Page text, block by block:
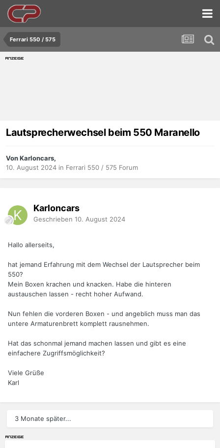
Ferrari 550 / 575
Lautsprecherwechsel beim 550 Maranello
Von Karloncars,
10. August 2024 in Ferrari 550 / 575 Forum
Karloncars
Geschrieben 10. August 2024
Hallo allerseits,
hat jemand Erfahrung mit dem Wechsel der Lautsprecher beim
550?
Mein Boxen krachen und knacken. Habe die hinteren
austauschen lassen - recht hoher Aufwand.
Nun fehlen die vorderen Boxen - und angeblich muss man das
untere Armaturenbrett komplett rausnehmen.
Hat das schonmal jemand machen lassen und gibt es eine
einfachere Zugriffsmöglichkeit?
Viele Grüße
Karl
3 Monate später...